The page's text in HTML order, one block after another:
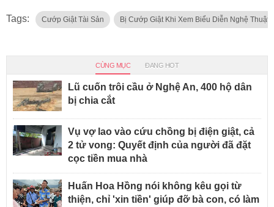
Tags: Cướp Giật Tài Sản Bị Cướp Giật Khi Xem Biểu Diễn Nghệ Thuật
CÙNG MỤC ĐANG HOT
Lũ cuốn trôi cầu ở Nghệ An, 400 hộ dân
bị chia cắt
Vụ vợ lao vào cứu chồng bị điện giật, cả
2 tử vong: Quyết định của người đã đặt
cọc tiền mua nhà
Huấn Hoa Hồng nói không kêu gọi từ
thiện, chỉ 'xin tiền' giúp đỡ bà con, có làm